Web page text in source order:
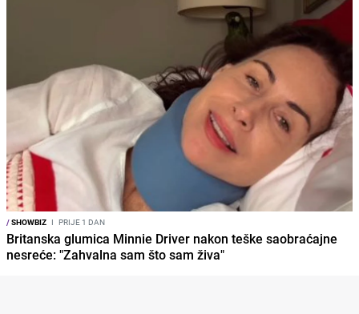
/SHOWBIZ I PRIJE 1 DAN
Britanska glumica Minnie Driver nakon teške saobraćajne
nesreće: "Zahvalna sam što sam živa"